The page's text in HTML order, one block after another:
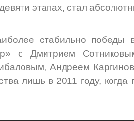
этапах, стал
стабильно победы
с Дмитрием
Андреем
лишь в 2011 году,